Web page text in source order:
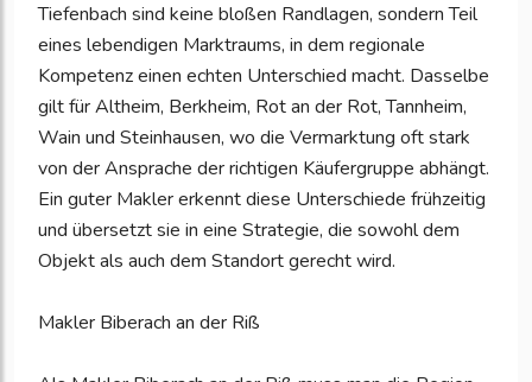
Tiefenbach sind keine bloßen Randlagen, sondern Teil
eines lebendigen Marktraums, in dem regionale
Kompetenz einen echten Unterschied macht. Dasselbe
gilt für Altheim, Berkheim, Rot an der Rot, Tannheim,
Wain und Steinhausen, wo die Vermarktung oft stark
von der Ansprache der richtigen Käufergruppe abhängt.
Ein guter Makler erkennt diese Unterschiede frühzeitig
und übersetzt sie in eine Strategie, die sowohl dem
Objekt als auch dem Standort gerecht wird.
Makler Biberach an der Riß